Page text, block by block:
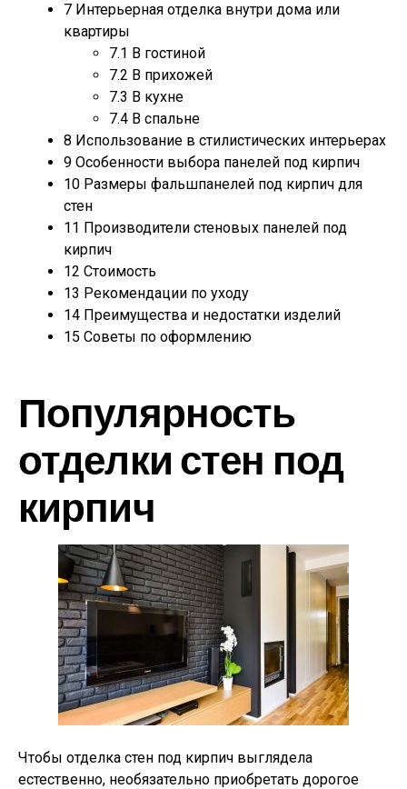
7 Интерьерная отделка внутри дома или
квартиры
7.1 В гостиной
7.2 В прихожей
7.3 В кухне
7.4 В спальне
8 Использование в стилистических интерьерах
9 Особенности выбора панелей под кирпич
10 Размеры фальшпанелей под кирпич для
стен
11 Производители стеновых панелей под
кирпич
12 Стоимость
13 Рекомендации по уходу
14 Преимущества и недостатки изделий
15 Советы по оформлению
Популярность
отделки стен под
кирпич
Чтобы отделка стен под кирпич выглядела
естественно, необязательно приобретать дорогое